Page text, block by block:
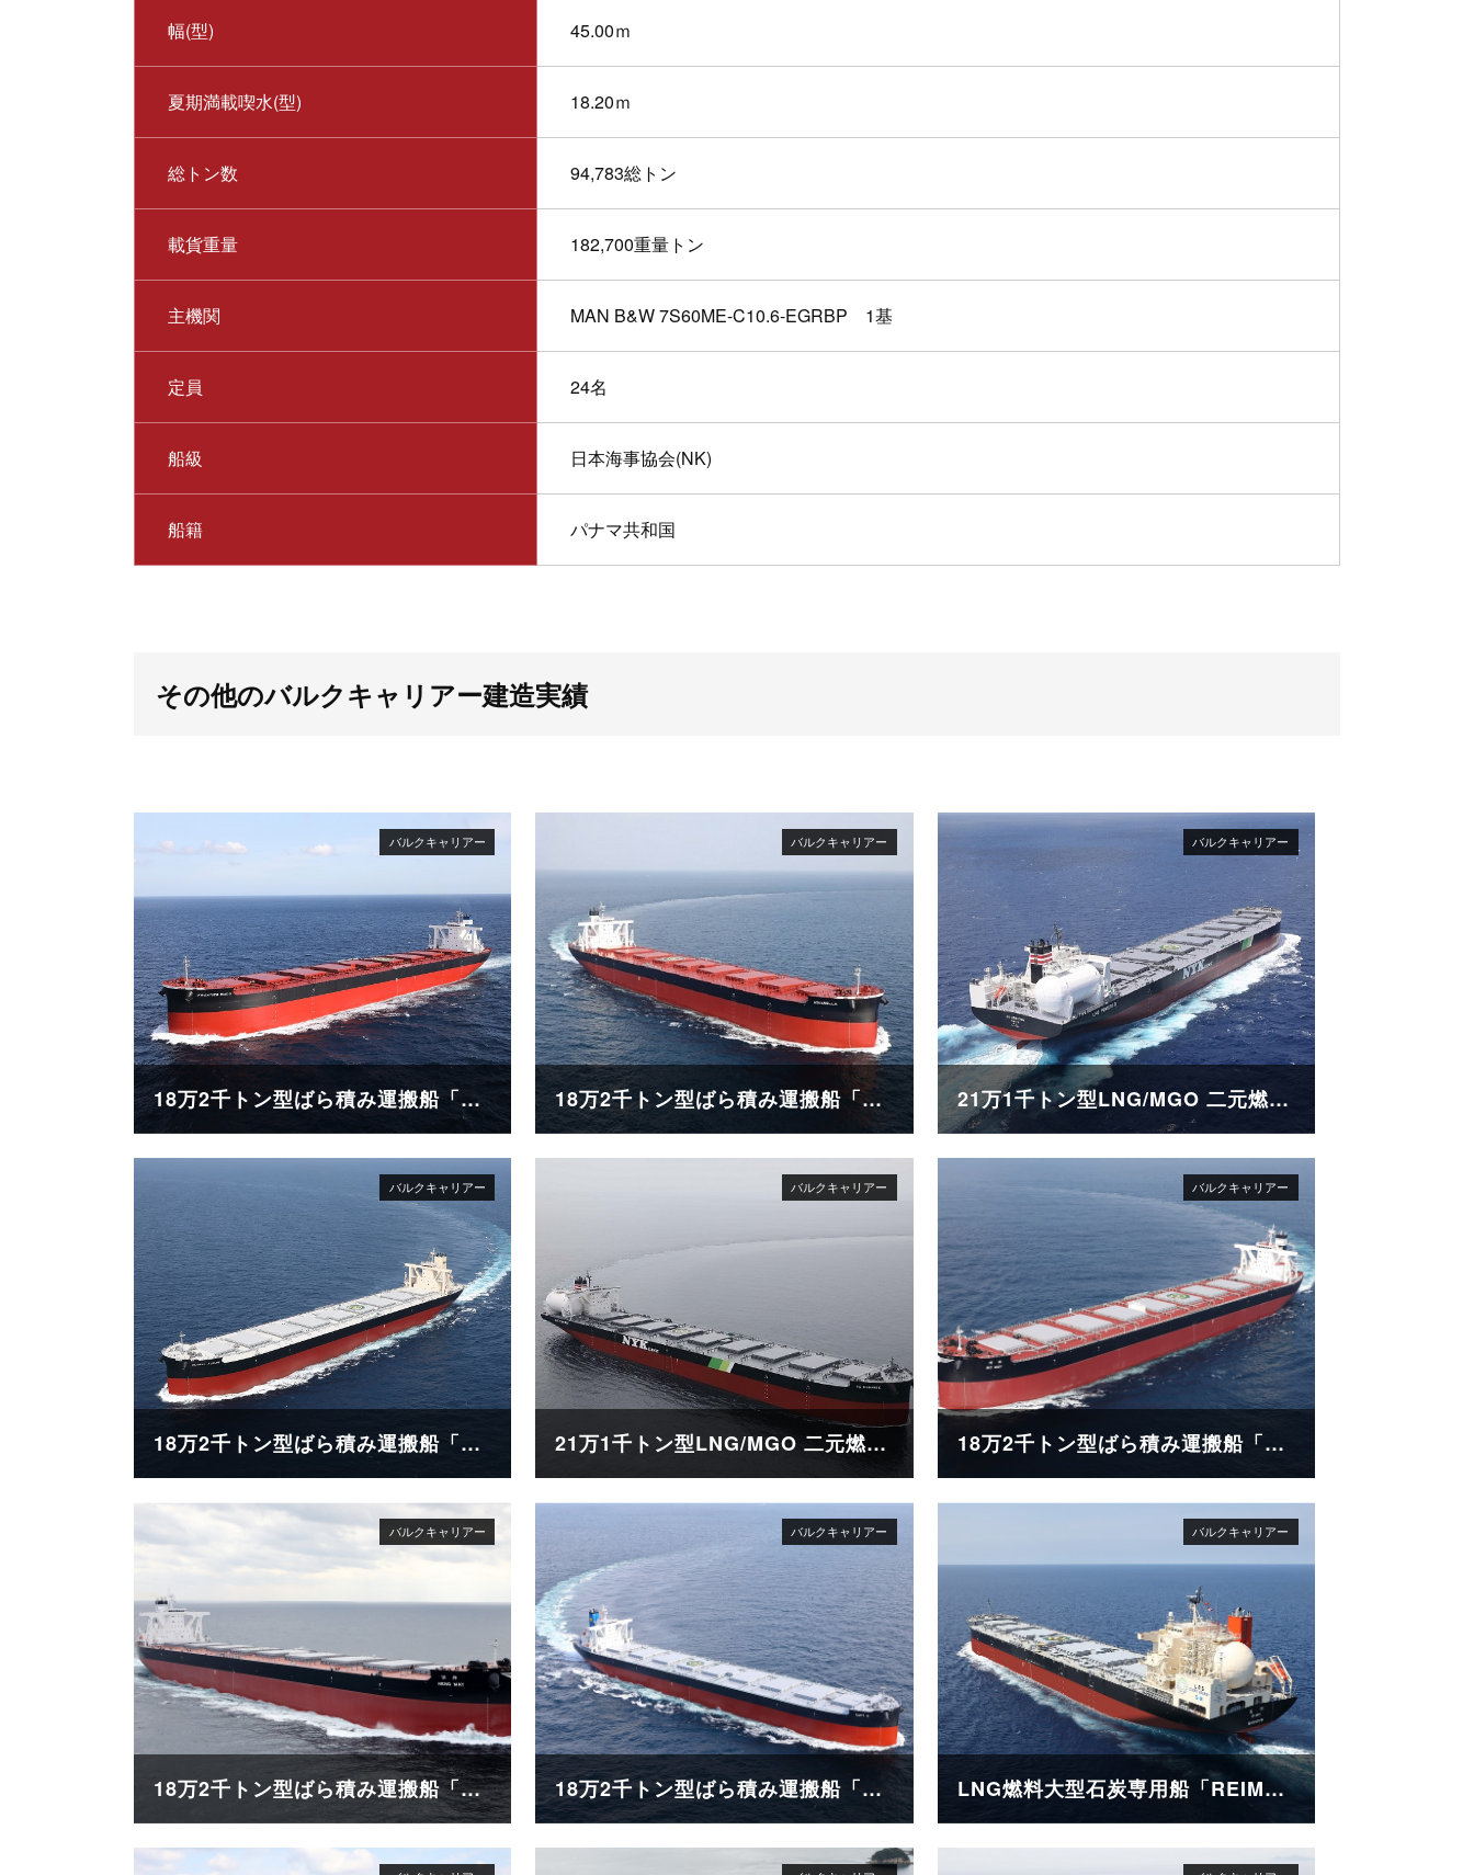
幅(型) 45.00ｍ
夏期満載喫水(型) 18.20ｍ
総トン数 94,783総トン
載貨重量 182,700重量トン
主機関 MAN B&W 7S60ME-C10.6-EGRBP 1基
定員 24名
船級 日本海事協会(NK)
船籍 パナマ共和国
その他のバルクキャリアー建造実績
18万2千トン型ばら積み運搬船「FRONTIER RINDO」 18万2千トン型ばら積み運搬船「AQUABELLA」 21万1千トン型LNG/MGO 二元燃料ばら積み運搬船「SG HORIZON」
18万2千トン型ばら積み運搬船「GLOBAL FUTURE」 21万1千トン型LNG/MGO 二元燃料ばら積み運搬船「SG SUNRISE」 18万2千トン型ばら積み運搬船「BO MAY」
18万2千トン型ばら積み運搬船「HENG MAY」 18万2千トン型ばら積み運搬船「CAPT G」 LNG燃料大型石炭専用船「REIMEI（苓明）」